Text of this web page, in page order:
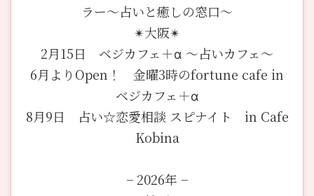
ラー〜占いと癒しの窓口〜
✴︎大阪✴︎
2月15日 ベジカフェ＋α 〜占いカフェ〜
6月よりOpen！ 金曜3時のfortune cafe in
ベジカフェ＋α
8月9日 占い☆恋愛相談 スピナイト in Cafe
Kobina
− 2026年 −